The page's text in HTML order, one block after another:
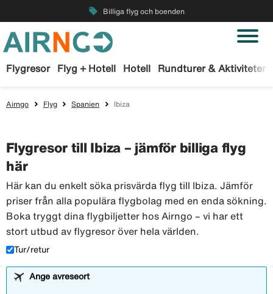
local_offer Billiga flyg och boenden
Flygresor Flyg + Hotell Hotell Rundturer & Aktiviteter
Airngo Flyg Spanien Ibiza
Flygresor till Ibiza – jämför billiga flyg
här
Här kan du enkelt söka prisvärda flyg till Ibiza. Jämför
priser från alla populära flygbolag med en enda sökning.
Boka tryggt dina flygbiljetter hos Airngo – vi har ett
stort utbud av flygresor över hela världen.
Tur/retur
Ange avreseort